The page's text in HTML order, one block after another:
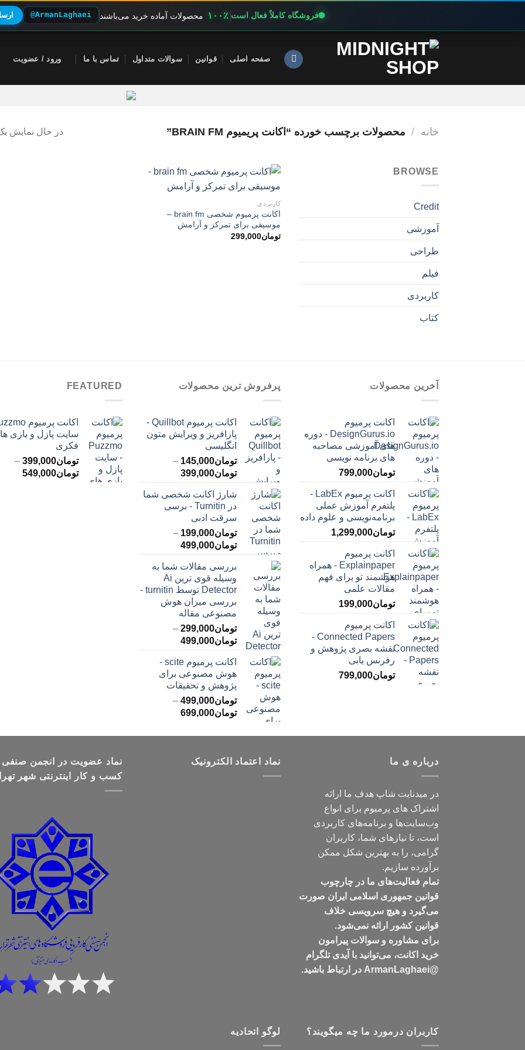
فروشگاه کاملاً فعال است ۱۰۰٪ محصولات آماده خرید می‌باشند @ArmanLaghaei
صفحه اصلی قوانین سوالات متداول تماس با ما ورود / عضویت
خانه / محصولات برچسب خورده “اکانت پریمیوم BRAIN FM” در حال نمایش
BROWSE
Credit
آموزشی
طراحی
فیلم
کاربردی
کتاب
کاربردی
اکانت پرمیوم شخصی brain fm –
موسیقی برای تمرکز و آرامش
تومان299,000
آخرین محصولات
اکانت پرمیوم
DesignGurus.io - دوره
‌های آموزشی مصاحبه
‌های برنامه نویسی
تومان799,000
اکانت پرمیوم LabEx -
پلتفرم آموزش عملی
برنامه‌نویسی و علوم داده
تومان1,299,000
اکانت پرمیوم
Explainpaper - همراه
هوشمند تو برای فهم
مقالات علمی
تومان199,000
اکانت پرمیوم
Connected Papers -
نقشه بصری پژوهش و
رفرنس یابی
تومان799,000
پرفروش ترین محصولات
اکانت پرمیوم Quillbot -
پارافریز و ویرایش متون
انگلیسی
تومان145,000
–
تومان399,000محدوده
تومان145,000
تا
شارژ اکانت شخصی شما
در Turnitin - برسی
سرقت ادبی
تومان199,000
–
تومان499,000محدوده
تومان199,000
تا
تومان499,000
بررسی مقالات شما به
وسیله قوی ترین Ai
Detector توسط turnitin -
بررسی میزان هوش
مصنوعی مقاله
تومان299,000
–
تومان499,000محدوده
تا
تومان499,000
اکانت پرمیوم scite -
هوش مصنوعی برای
پژوهش و تحقیقات
تومان499,000
–
تومان699,000محدوده
تومان499,000
FEATURED
سایت پازل و بازی
فکری
تومان399,000
–
تومان549,000
درباره ی ما
در میدنایت شاپ هدف ما ارائه
اشتراک های پرمیوم برای انواع
وب‌سایت‌ها و برنامه‌های کاربردی
است، تا نیازهای شما، کاربران
گرامی، را به بهترین شکل ممکن
برآورده سازیم.
تمام فعالیت‌های ما در چارچوب
قوانین جمهوری اسلامی ایران صورت
می‌گیرد و هیچ سرویسی خلاف
قوانین کشور ارائه نمی‌شود.
برای مشاوره و سوالات پیرامون
خرید اکانت، می‌توانید با آیدی تلگرام
@ArmanLaghaei در ارتباط باشید.
نماد اعتماد الکترونیک
نماد عضویت در انجمن صنفی
کسب و کار اینترنتی شهر
کاربران درمورد ما چه میگویند؟ لوگو اتحادیه